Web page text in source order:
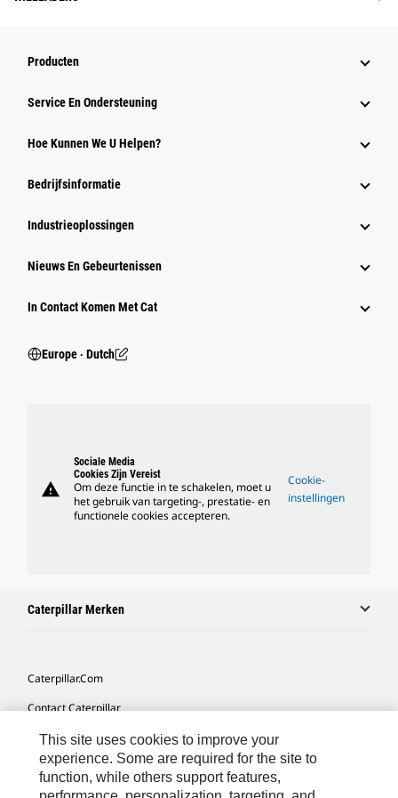
Producten
Service En Ondersteuning
Hoe Kunnen We U Helpen?
Bedrijfsinformatie
Industrieoplossingen
Nieuws En Gebeurtenissen
In Contact Komen Met Cat
Europe ‧ Dutch
warning
Sociale Media
Cookies Zijn Vereist
Om deze functie in te schakelen, moet u
het gebruik van targeting-, prestatie- en
functionele cookies accepteren.
Cookie-
instellingen
Caterpillar Merken
Caterpillar.com
Contact Caterpillar
Mijn Marketingvoorkeuren
Site Map
This site uses cookies to improve your
experience. Some are required for the site to
function, while others support features,